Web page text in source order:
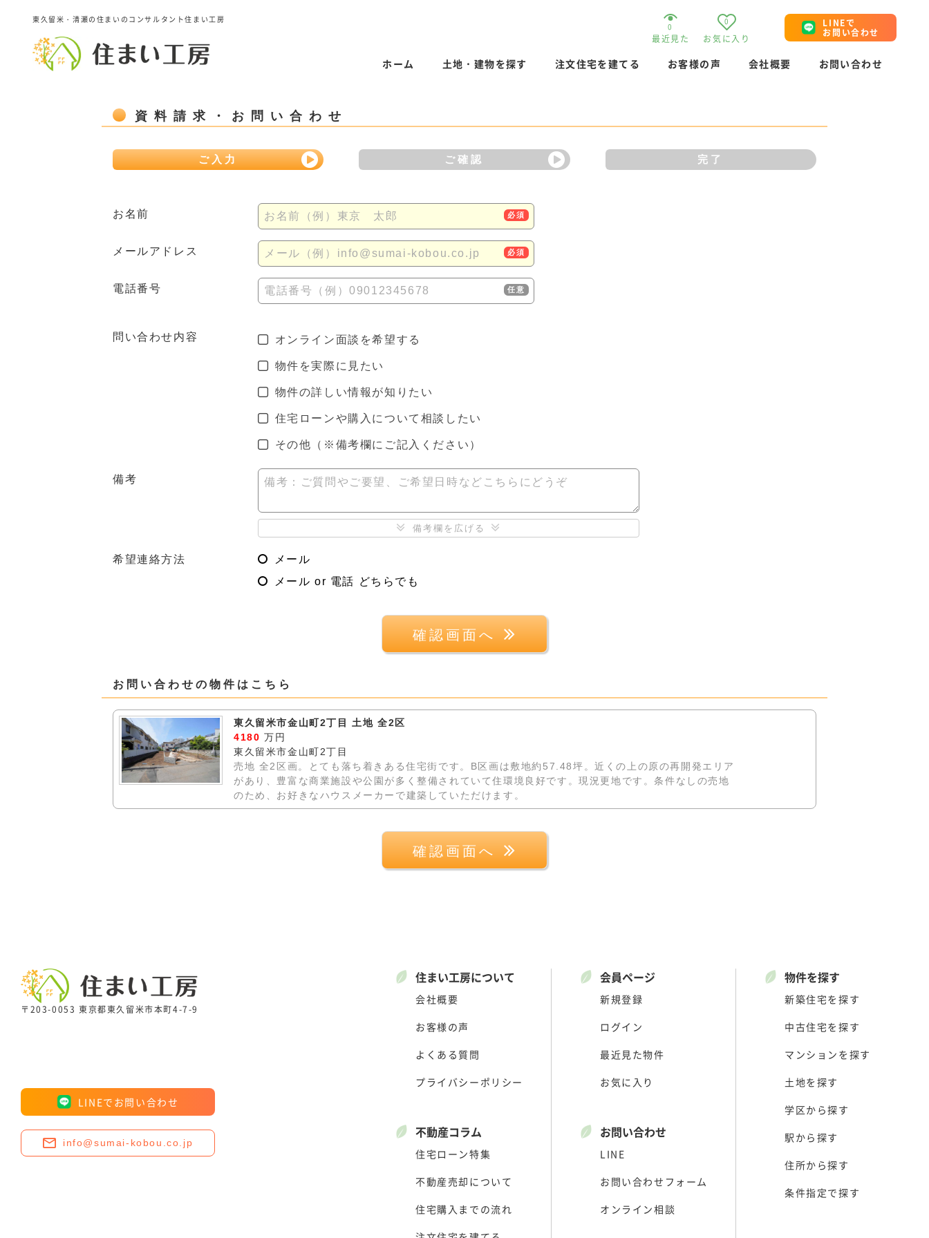
東久留米・清瀬の住まいのコンサルタント住まい工房
0
最近見た
0
お気に入り
LINEで
お問い合わせ
ホーム 土地・建物を探す 注文住宅を建てる お客様の声 会社概要 お問い合わせ
資料請求・お問い合わせ
ご入力 ご確認 完了
お名前 お名前（例）東京 太郎 必須
メールアドレス メール（例）info@sumai-kobou.co.jp 必須
電話番号 電話番号（例）09012345678 任意
問い合わせ内容 オンライン面談を希望する
物件を実際に見たい
物件の詳しい情報が知りたい
住宅ローンや購入について相談したい
その他 （※備考欄にご記入ください）
備考 備考：ご質問やご要望、ご希望日時などこちらにどうぞ
備考欄を広げる
希望連絡方法
メール
メール or 電話 どちらでも
確認画面へ
お問い合わせの物件はこちら
東久留米市金山町2丁目 土地 全2区
4180 万円
東久留米市金山町2丁目
売地 全2区画。とても落ち着きある住宅街です。B区画は敷地約57.48坪。近くの上の原の再開発エリア
があり、豊富な商業施設や公園が多く整備されていて住環境良好です。現況更地です。条件なしの売地
のため、お好きなハウスメーカーで建築していただけます。
確認画面へ
〒203-0053 東京都東久留米市本町4-7-9
LINEでお問い合わせ
info@sumai-kobou.co.jp
住まい工房について
会社概要
お客様の声
よくある質問
プライバシーポリシー
不動産コラム
住宅ローン特集
不動産売却について
住宅購入までの流れ
会員ページ
新規登録
ログイン
最近見た物件
お気に入り
お問い合わせ
LINE
お問い合わせフォーム
オンライン相談
物件を探す
新築住宅を探す
中古住宅を探す
マンションを探す
土地を探す
学区から探す
駅から探す
住所から探す
条件指定で探す